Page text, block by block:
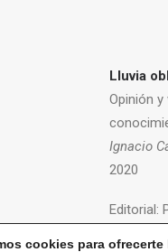
Lluvia
Opinión y
Ignacio
2020
Editorial:
cookies para